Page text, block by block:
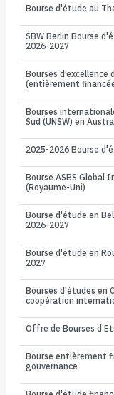
Bourse d'étude au
SBW Berlin Bourse
2026-2027
Bourses
(entièrement
Bourses
Sud (UNSW) en
2025-2026 Bourse
Bourse ASBS Global
(Royaume-Uni)
Bourse d'étude en
2026-2027
Bourse d'étude en
2027
Bourses d'études en
coopération
Offre de Bourses
Bourse entièrement
gouvernance